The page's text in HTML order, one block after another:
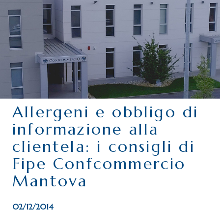
CHI SIAMO
SERVIZI
CATEGORIE
DELEGAZIONI
ATTIVITÀ STORICHE
PERIODICO
PERCHÉ ASSOCIARSI?
DOVE SIAMO
CONTATTI
Allergeni e obbligo di
informazione alla
clientela: i consigli di
Fipe Confcommercio
Mantova
02/12/2014